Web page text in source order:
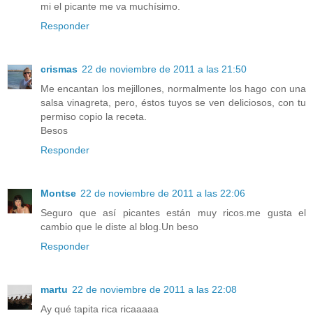
mi el picante me va muchísimo.
Responder
crismas 22 de noviembre de 2011 a las 21:50
Me encantan los mejillones, normalmente los hago con una
salsa vinagreta, pero, éstos tuyos se ven deliciosos, con tu
permiso copio la receta.
Besos
Responder
Montse 22 de noviembre de 2011 a las 22:06
Seguro que así picantes están muy ricos.me gusta el
cambio que le diste al blog.Un beso
Responder
martu 22 de noviembre de 2011 a las 22:08
Ay qué tapita rica ricaaaaa